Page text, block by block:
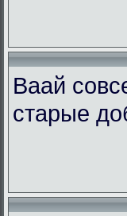
Ваай
старые